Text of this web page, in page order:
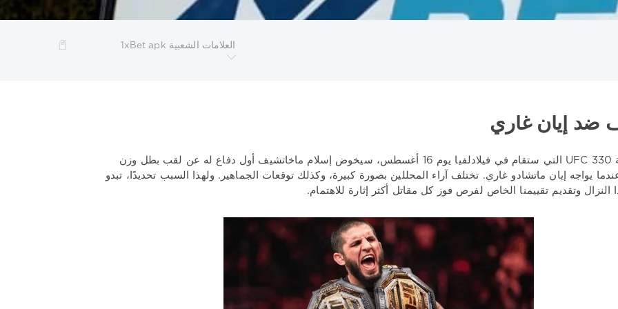
العلامات الشعبية 1xBet apk
عصبة الأمم فنلندا فياريالضد إيان غاري
في بطولة UFC 330 التي ستقام في فيلادلفيا يوم 16 أغسطس، سيخوض إسلام ماخاتشيف أول دفاع له عن لقب بطل وزن
يواجه إيان ماتشادو غاري. تختلف آراء المحللين بصورة كبيرة، وكذلك توقعات الجماهير. ولهذا السبب تحديدًا، تبدو
النزال وتقديم تقييمنا الخاص لفرص فوز كل مقاتل أكثر إثارة للاهتمام.